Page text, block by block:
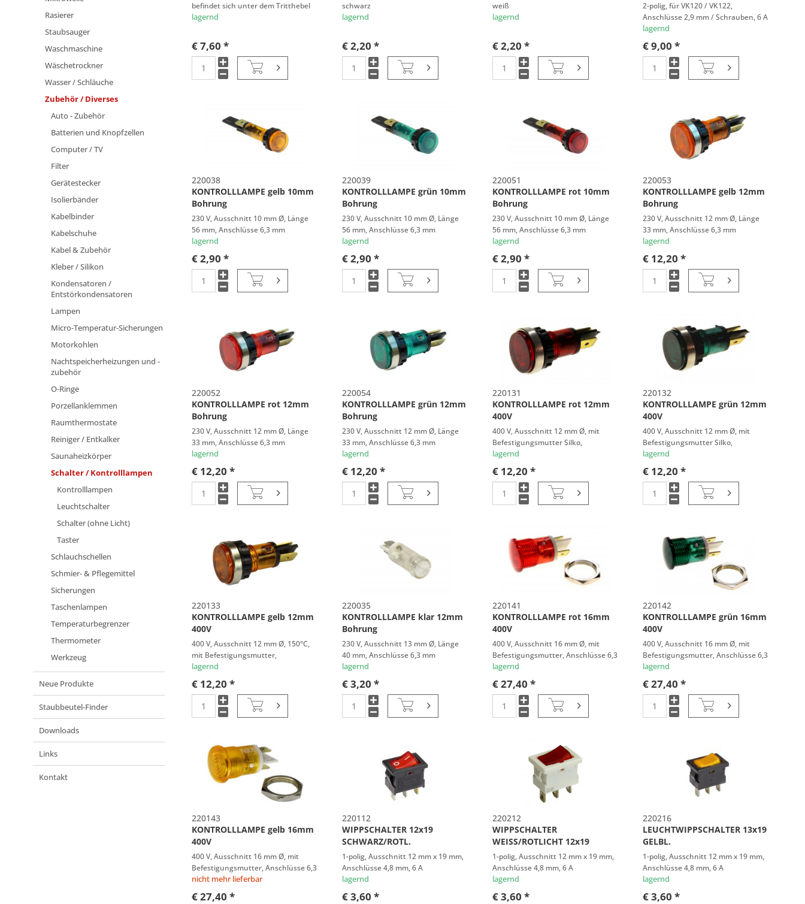
INDESIT
INTERFUNK
JUNO
KIMBO
KÜPPERSBUSCH
LINDE
LUX
MARIJNEN
MARIJNENMARYNEN
MICROMAX
PHILIPS
PHONOLA
PROGRESS
ROSENLEW
SAECO
SEPPELFRICKE
SIMAC
TRICITYBENDIX
UNBEKANNT
UPO
VETRELLA
VORWERK
WHIRLPOOL
ZANKER
ZANOLLI
ZANUSSI
26 x 11 mm
27 x 22 mm
28 x 13 mm
28 x 22 mm
29 x 22 mm
30 x 10 mm
30 x 11 mm
30 x 22 mm
33 x 11 mm
Rasierer
Staubsauger
Waschmaschine
Wäschetrockner
Wasser / Schläuche
Zubehör / Diverses
Auto - Zubehör
Batterien und Knopfzellen
Computer / TV
Filter
Gerätestecker
Isolierbänder
Kabelbinder
Kabelschuhe
Kabel & Zubehör
Kleber / Silikon
Kondensatoren /
Entstörkondensatoren
Lampen
Micro-Temperatur-Sicherungen
Motorkohlen
Nachtspeicherheizungen und -
zubehör
O-Ringe
Porzellanklemmen
Raumthermostate
Reiniger / Entkalker
Saunaheizkörper
Schalter / Kontrolllampen
Kontrolllampen
Leuchtschalter
Schalter (ohne Licht)
Taster
Schlauchschellen
Schmier- & Pflegemittel
Sicherungen
Taschenlampen
Temperaturbegrenzer
Thermometer
Werkzeug
Neue Produkte
Staubbeutel-Finder
Downloads
Links
Kontakt
befindet sich unter dem Tritthebel
lagernd
€ 7,60 *
schwarz
lagernd
€ 2,20 *
weiß
lagernd
€ 2,20 *
2-polig, für VK120 / VK122,
Anschlüsse 2,9 mm / Schrauben, 6 A
lagernd
€ 9,00 *
220038
KONTROLLLAMPE gelb 10mm
Bohrung
230 V, Ausschnitt 10 mm Ø, Länge
56 mm, Anschlüsse 6,3 mm
lagernd
€ 2,90 *
220039
KONTROLLLAMPE grün 10mm
Bohrung
230 V, Ausschnitt 10 mm Ø, Länge
56 mm, Anschlüsse 6,3 mm
lagernd
€ 2,90 *
220051
KONTROLLLAMPE rot 10mm
Bohrung
230 V, Ausschnitt 10 mm Ø, Länge
56 mm, Anschlüsse 6,3 mm
lagernd
€ 2,90 *
220053
KONTROLLLAMPE gelb 12mm
Bohrung
230 V, Ausschnitt 12 mm Ø, Länge
33 mm, Anschlüsse 6,3 mm
lagernd
€ 12,20 *
220052
KONTROLLLAMPE rot 12mm
Bohrung
230 V, Ausschnitt 12 mm Ø, Länge
33 mm, Anschlüsse 6,3 mm
lagernd
€ 12,20 *
220054
KONTROLLLAMPE grün 12mm
Bohrung
230 V, Ausschnitt 12 mm Ø, Länge
33 mm, Anschlüsse 6,3 mm
lagernd
€ 12,20 *
220131
KONTROLLLAMPE rot 12mm
400V
400 V, Ausschnitt 12 mm Ø, mit
Befestigungsmutter Silko,
Anschlüsse
lagernd
€ 12,20 *
220132
KONTROLLLAMPE grün 12mm
400V
400 V, Ausschnitt 12 mm Ø, mit
Befestigungsmutter Silko,
Anschlüsse
lagernd
€ 12,20 *
220133
KONTROLLLAMPE gelb 12mm
400V
400 V, Ausschnitt 12 mm Ø, 150°C,
mit Befestigungsmutter,
Anschlüsse
lagernd
€ 12,20 *
220035
KONTROLLLAMPE klar 12mm
Bohrung
230 V, Ausschnitt 13 mm Ø, Länge
40 mm, Anschlüsse 6,3 mm
lagernd
€ 3,20 *
220141
KONTROLLLAMPE rot 16mm
400V
400 V, Ausschnitt 16 mm Ø, mit
Befestigungsmutter, Anschlüsse 6,3
mm
lagernd
€ 27,40 *
220142
KONTROLLLAMPE grün 16mm
400V
400 V, Ausschnitt 16 mm Ø, mit
Befestigungsmutter, Anschlüsse 6,3
mm
lagernd
€ 27,40 *
220143
KONTROLLLAMPE gelb 16mm
400V
400 V, Ausschnitt 16 mm Ø, mit
Befestigungsmutter, Anschlüsse 6,3
mm
nicht mehr lieferbar
€ 27,40 *
220112
WIPPSCHALTER 12x19
SCHWARZ/ROTL.
1-polig, Ausschnitt 12 mm x 19 mm,
Anschlüsse 4,8 mm, 6 A
lagernd
€ 3,60 *
220212
WIPPSCHALTER
WEISS/ROTLICHT 12x19
1-polig, Ausschnitt 12 mm x 19 mm,
Anschlüsse 4,8 mm, 6 A
lagernd
€ 3,60 *
220216
LEUCHTWIPPSCHALTER 13x19
GELBL.
1-polig, Ausschnitt 12 mm x 19 mm,
Anschlüsse 4,8 mm, 6 A
lagernd
€ 3,60 *